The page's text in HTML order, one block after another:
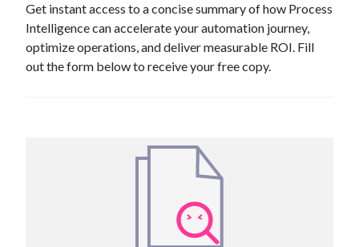
Get instant access to a concise summary of how Process
Intelligence can accelerate your automation journey,
optimize operations, and deliver measurable ROI. Fill
out the form below to receive your free copy.